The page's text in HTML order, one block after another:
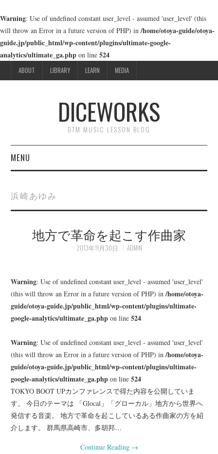
Warning: Use of undefined constant user_level - assumed 'user_level' (this
will throw an Error in a future version of PHP) in/home/otoya-guide/otoya-
guide.jp/public_html/wp-content/plugins/ultimate-google-
analytics/ultimate_ga.php on line 524
ABOUT LIBRARY LEARN MEDIA
DICEWORKS
DTM MUSIC LESSON BLOG
MENU
LIBRARY
LEARN
浜崎あゆみ
地方で革命を起こす作曲家
2013年11月30日 ADMIN
Warning: Use of undefined constant user_level - assumed 'user_level'
(this will throw an Error in a future version of PHP) in/home/otoya-
guide/otoya-guide.jp/public_html/wp-content/plugins/ultimate-
google-analytics/ultimate_ga.php on line524
Warning: Use of undefined constant user_level - assumed 'user_level'
(this will throw an Error in a future version of PHP) in/home/otoya-
guide/otoya-guide.jp/public_html/wp-content/plugins/ultimate-
google-analytics/ultimate_ga.php on line524
TOKYO BOOT UPカンファレンスで得た内容を公開していま
す。 今日のテーマは 「Glocal」「グローカル」地方から世界へ
発信する音楽。 地方で革命を起こしているある作曲家の方を紹
介します。 群馬県高崎市、多胡邦…
Continue Reading →